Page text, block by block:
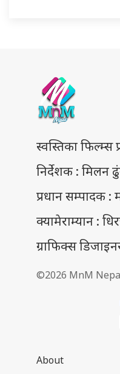
स्वस्तिका फिल्म्स
निर्देशक : मिलन
प्रधान सम्पादक :
क्यामेराम्यान :
ग्राफिक्स
©2026 MnM
About